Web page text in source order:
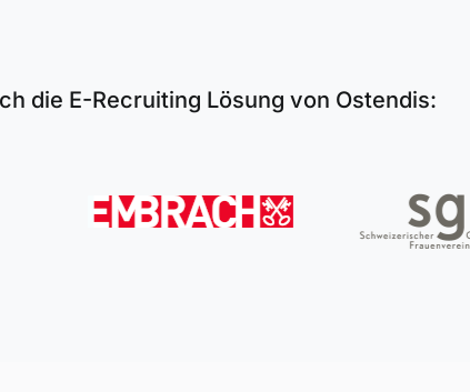
die E-Recruiting Lösung von Ostendis: